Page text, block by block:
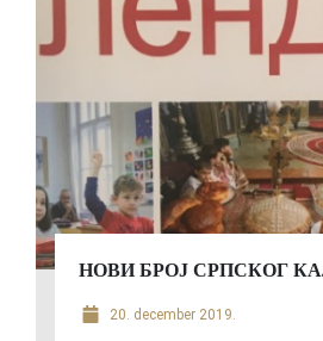
НОВИ БРОЈ СРПСКОГ
20. december 2019.